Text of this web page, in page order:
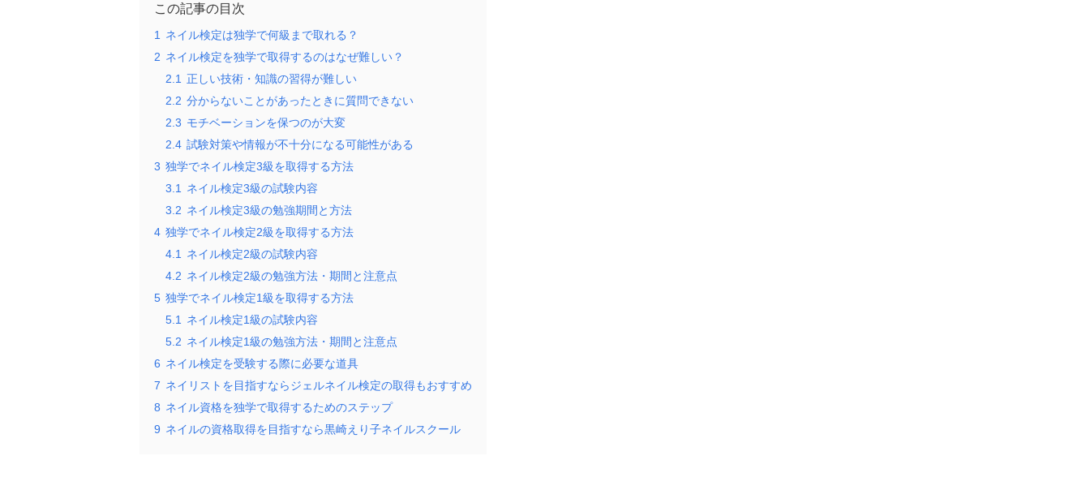
この記事の目次
1
ネイル検定は独学で何級まで取れる？
2 ネイル検定を独学で取得するのはなぜ難しい？
2.1 正しい技術・知識の習得が難しい
2.2 分からないことがあったときに質問できない
2.3 モチベーションを保つのが大変
2.4 試験対策や情報が不十分になる可能性がある
3 独学でネイル検定3級を取得する方法
3.1
ネイル検定3級の試験内容
3.2 ネイル検定3級の勉強期間と方法
4 独学でネイル検定2級を取得する方法
4.1
ネイル検定2級の試験内容
4.2 ネイル検定2級の勉強方法・期間と注意点
5 独学でネイル検定1級を取得する方法
5.1
ネイル検定1級の試験内容
5.2 ネイル検定1級の勉強方法・期間と注意点
6 ネイル検定を受験する際に必要な道具
7 ネイリストを目指すならジェルネイル検定の取得もおすすめ
8 ネイル資格を独学で取得するためのステップ
9 ネイルの資格取得を目指すなら黒崎えり子ネイルスクール